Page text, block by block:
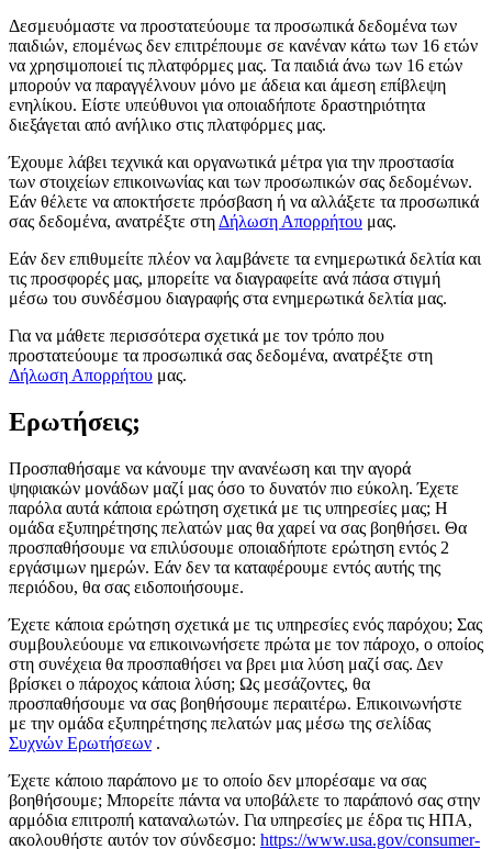
Δεσμευόμαστε να προστατεύουμε τα προσωπικά δεδομένα των
παιδιών, επομένως δεν επιτρέπουμε σε κανέναν κάτω των 16 ετών
να χρησιμοποιεί τις πλατφόρμες μας. Τα παιδιά άνω των 16 ετών
μπορούν να παραγγέλνουν μόνο με άδεια και άμεση επίβλεψη
ενηλίκου. Είστε υπεύθυνοι για οποιαδήποτε δραστηριότητα
διεξάγεται από ανήλικο στις πλατφόρμες μας.
Έχουμε λάβει τεχνικά και οργανωτικά μέτρα για την προστασία
των στοιχείων επικοινωνίας και των προσωπικών σας δεδομένων.
Εάν θέλετε να αποκτήσετε πρόσβαση ή να αλλάξετε τα προσωπικά
σας δεδομένα, ανατρέξτε στηΔήλωση Απορρήτου μας.
Εάν δεν επιθυμείτε πλέον να λαμβάνετε τα ενημερωτικά δελτία και
τις προσφορές μας, μπορείτε να διαγραφείτε ανά πάσα στιγμή
μέσω του συνδέσμου διαγραφής στα ενημερωτικά δελτία μας.
Για να μάθετε περισσότερα σχετικά με τον τρόπο που
προστατεύουμε τα προσωπικά σας δεδομένα, ανατρέξτε στη
Δήλωση Απορρήτου μας.
Ερωτήσεις;
Προσπαθήσαμε να κάνουμε την ανανέωση και την αγορά
ψηφιακών μονάδων μαζί μας όσο το δυνατόν πιο εύκολη. Έχετε
παρόλα αυτά κάποια ερώτηση σχετικά με τις υπηρεσίες μας; Η
ομάδα εξυπηρέτησης πελατών μας θα χαρεί να σας βοηθήσει. Θα
προσπαθήσουμε να επιλύσουμε οποιαδήποτε ερώτηση εντός 2
εργάσιμων ημερών. Εάν δεν τα καταφέρουμε εντός αυτής της
περιόδου, θα σας ειδοποιήσουμε.
Έχετε κάποια ερώτηση σχετικά με τις υπηρεσίες ενός παρόχου; Σας
συμβουλεύουμε να επικοινωνήσετε πρώτα με τον πάροχο, ο οποίος
στη συνέχεια θα προσπαθήσει να βρει μια λύση μαζί σας. Δεν
βρίσκει ο πάροχος κάποια λύση; Ως μεσάζοντες, θα
προσπαθήσουμε να σας βοηθήσουμε περαιτέρω. Επικοινωνήστε
με την ομάδα εξυπηρέτησης πελατών μας μέσω της σελίδας
Συχνών Ερωτήσεων .
Έχετε κάποιο παράπονο με το οποίο δεν μπορέσαμε να σας
βοηθήσουμε; Μπορείτε πάντα να υποβάλετε το παράπονό σας στην
αρμόδια επιτροπή καταναλωτών. Για υπηρεσίες με έδρα τις ΗΠΑ,
ακολουθήστε αυτόν τον σύνδεσμο: https://www.usa.gov/consumer-